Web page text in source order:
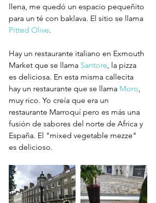
llena, me quedó un espacio pequeñito
para un té con baklava. El sitio se llama
Pitted Olive.
Hay un restaurante italiano en Exmouth
Market que se llama Santore, la pizza
es deliciosa. En esta misma callecita
hay un restaurante que se llama Moro,
muy rico. Yo creía que era un
restaurante Marroquí pero es más una
fusión de sabores del norte de Africa y
España. El "mixed vegetable mezze"
es delicioso.